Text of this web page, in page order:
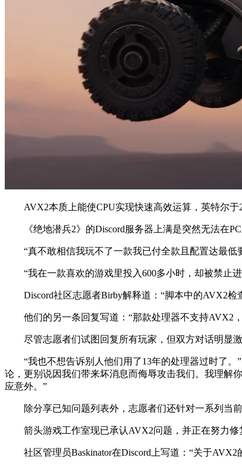
AVX2本质上能使CPU实现快速高效运算，英特尔
《绝地潜兵2》的Discord服务器上满是突然无法
“真不敢相信我玩不了一款我已付全款且配置达最低
“我在一款喜欢的游戏里投入600多小时，却被禁止
Discord社区志愿者Birby解释道：“脚本中的AVX2
他们的另一条回复写道：“那款处理器不支持AVX2
尽管志愿者们试图回复所有玩家，但双方对话明显激
“我也不想告诉别人他们用了13年的处理器过时了
论，更别说因我们带来坏消息而侮辱攻击我们。我理
应意外。”
除分享已知问题列表外，志愿者们还针对一系列当
箭头游戏工作室现已承认AVX2问题，并正在努力修
社区管理员Baskinator在Discord上写道：“关于